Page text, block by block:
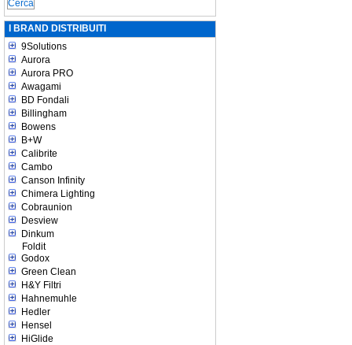
I BRAND DISTRIBUITI
9Solutions
Aurora
Aurora PRO
Awagami
BD Fondali
Billingham
Bowens
B+W
Calibrite
Cambo
Canson Infinity
Chimera Lighting
Cobraunion
Desview
Dinkum
Foldit
Godox
Green Clean
H&Y Filtri
Hahnemuhle
Hedler
Hensel
HiGlide